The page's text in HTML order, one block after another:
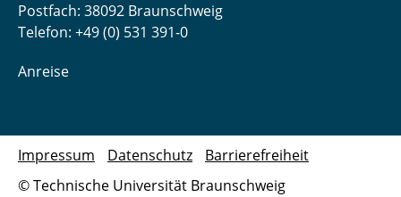
Postfach: 38092 Braunschweig
Telefon: +49 (0) 531 391-0
Anreise
© Technische Universität Braunschweig
Impressum Datenschutz Barrierefreiheit